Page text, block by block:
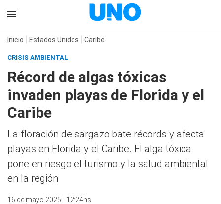
Inicio Estados Unidos Caribe
CRISIS AMBIENTAL
Récord de algas tóxicas
invaden playas de Florida y el
Caribe
La floración de sargazo bate récords y afecta
playas en Florida y el Caribe. El alga tóxica
pone en riesgo el turismo y la salud ambiental
en la región
16 de mayo 2025 - 12:24hs